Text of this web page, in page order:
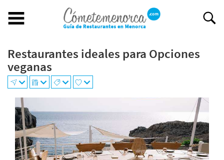
Buscar restaurante
BUSCAR RESTAURANTE
Restaurantes en Menorca
Abiertos
Por Localización
Por Tipo de Cocina
Restaurantes ideales para Opciones
veganas
+
−